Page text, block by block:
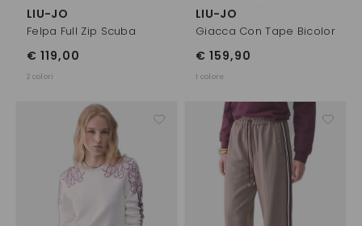
LIU-JO
Felpa Full Zip Scuba
€ 119,00
2 colori
LIU-JO
Giacca Con Tape Bicolor
€ 159,90
1 colore